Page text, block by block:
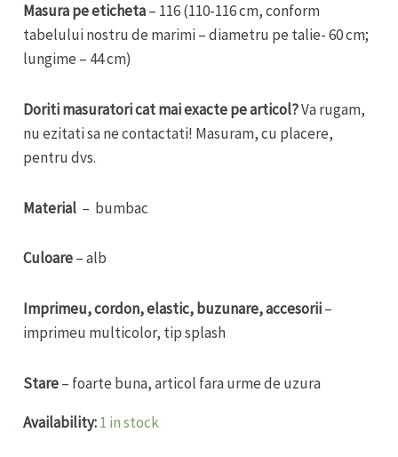
Masura pe eticheta– 116 (110-116 cm, conform
tabelului nostru de marimi – diametru pe talie- 60 cm;
lungime – 44 cm)
Doriti masuratori cat mai exacte pe articol?Va rugam,
nu ezitati sa ne contactati! Masuram, cu placere,
pentru dvs.
Material – bumbac
Culoare– alb
Imprimeu, cordon, elastic, buzunare, accesorii–
imprimeu multicolor, tip splash
Stare– foarte buna, articol fara urme de uzura
Availability:1 in stock